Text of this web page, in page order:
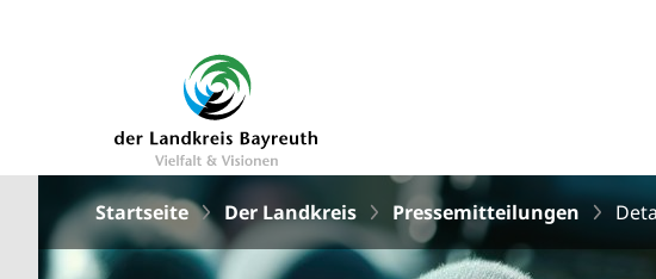
Startseite Der Landkreis Pressemitteilungen